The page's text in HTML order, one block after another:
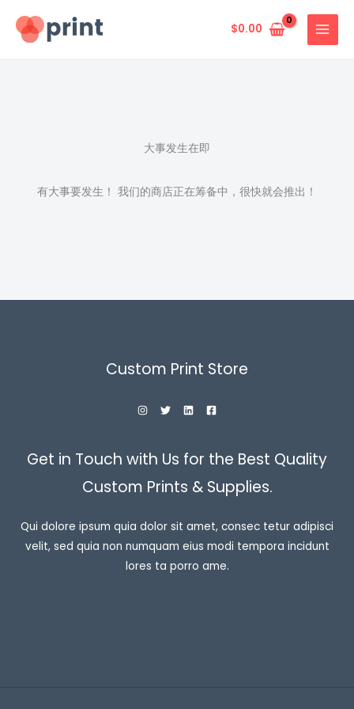
$0.00
大事发生在即
有大事要发生！ 我们的商店正在筹备中，很快就会推出！
Custom Print Store
Get in Touch with Us for the Best Quality
Custom Prints & Supplies.
Qui dolore ipsum quia dolor sit amet, consec tetur adipisci
velit, sed quia non numquam eius modi tempora incidunt
lores ta porro ame.